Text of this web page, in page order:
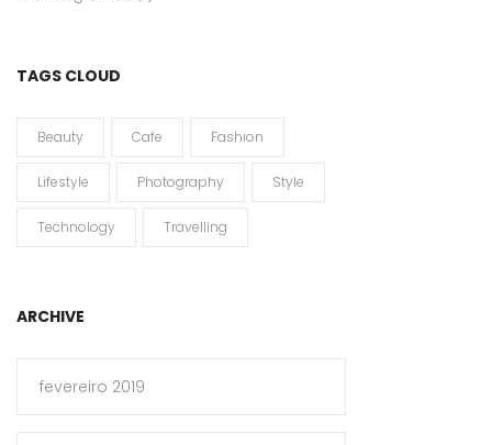
TAGS CLOUD
Beauty Cafe Fashion
Lifestyle Photography Style
Technology Travelling
ARCHIVE
fevereiro 2019